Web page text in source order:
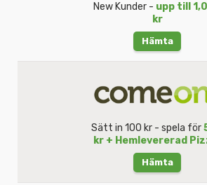
New Kunder - upp till
kr
Hämta
Sätt in 100 kr - spela för
kr + Hemlevererad
Hämta